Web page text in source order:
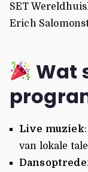
SET
Erich
Wat
Live muziek
van lokale